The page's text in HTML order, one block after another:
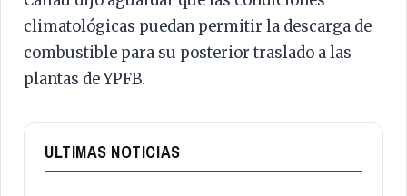
climatológicas puedan permitir la descarga de
combustible para su posterior traslado a las
plantas de YPFB.
ULTIMAS NOTICIAS